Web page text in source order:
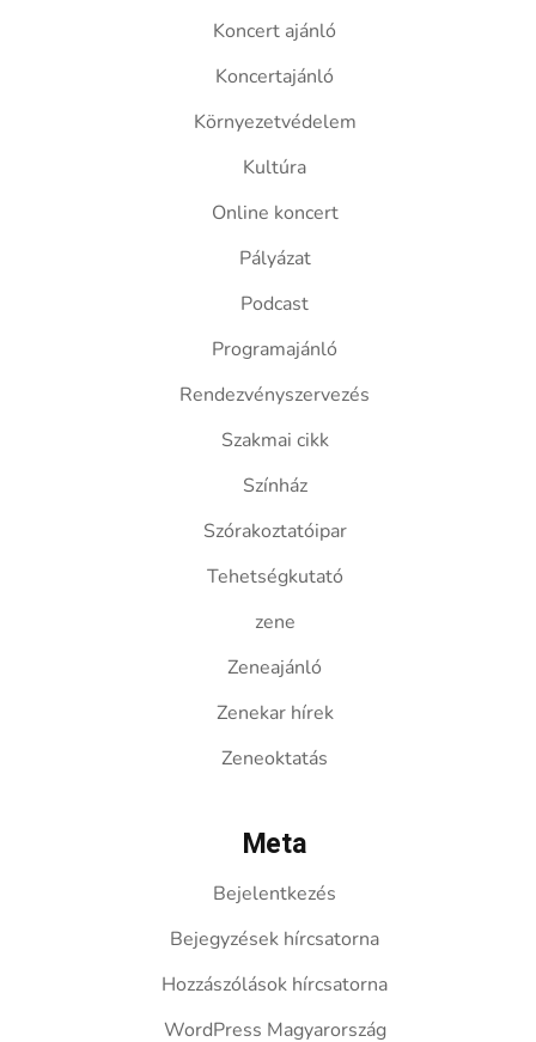
Koncert ajánló
Koncertajánló
Környezetvédelem
Kultúra
Online koncert
Pályázat
Podcast
Programajánló
Rendezvényszervezés
Szakmai cikk
Színház
Szórakoztatóipar
Tehetségkutató
zene
Zeneajánló
Zenekar hírek
Zeneoktatás
Meta
Bejelentkezés
Bejegyzések hírcsatorna
Hozzászólások hírcsatorna
WordPress Magyarország